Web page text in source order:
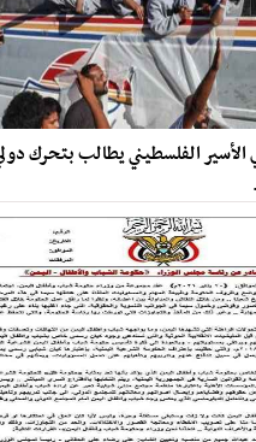
الأسير الفلسطيني يطالب بتحرك